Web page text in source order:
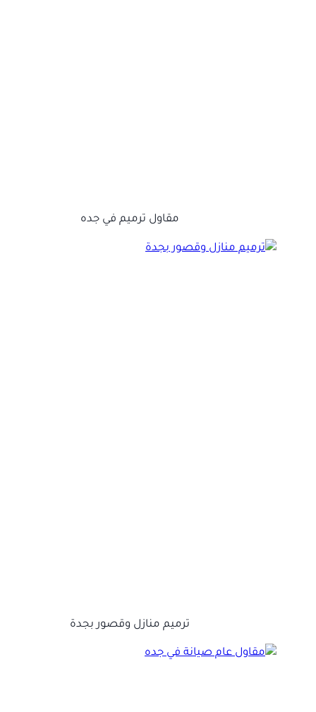
مقاول ترميم في جده
ترميم منازل وقصور بجدة